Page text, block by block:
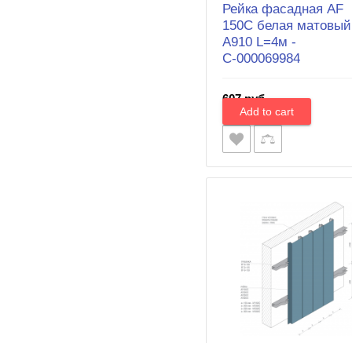
Рейка фасадная AF
150C белая матовый
А910 L=4м -
С-000069984
607 руб.